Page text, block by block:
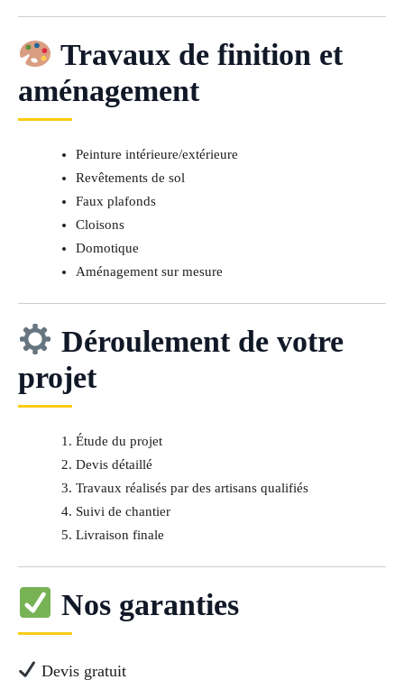
Travaux de finition et
aménagement
Peinture intérieure/extérieure
Revêtements de sol
Faux plafonds
Cloisons
Domotique
Aménagement sur mesure
Déroulement de votre
projet
Étude du projet
Devis détaillé
Travaux réalisés par des artisans qualifiés
Suivi de chantier
Livraison finale
Nos garanties
Devis gratuit